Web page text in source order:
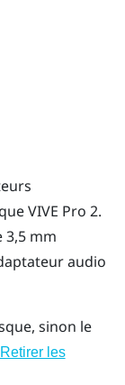
VIVE Pro 2.
3,5 mm
audio
sinon le
Retirer les